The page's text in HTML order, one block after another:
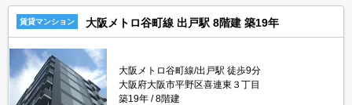
賃貸マンション 大阪メトロ谷町線 出戸駅 8階建 築19年
大阪メトロ谷町線/出戸駅 徒歩9分
大阪府大阪市平野区喜連東３丁目
築19年
8階建